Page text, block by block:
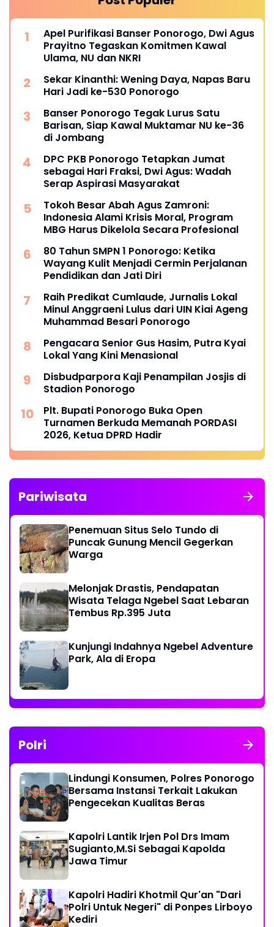
Apel Purifikasi Banser Ponorogo, Dwi Agus
Prayitno Tegaskan Komitmen Kawal
Ulama, NU dan NKRI
Sekar Kinanthi: Wening Daya, Napas Baru
Hari Jadi ke-530 Ponorogo
Banser Ponorogo Tegak Lurus Satu
Barisan, Siap Kawal Muktamar NU ke-36
di Jombang
DPC PKB Ponorogo Tetapkan Jumat
sebagai Hari Fraksi, Dwi Agus: Wadah
Serap Aspirasi Masyarakat
Tokoh Besar Abah Agus Zamroni:
Indonesia Alami Krisis Moral, Program
MBG Harus Dikelola Secara Profesional
80 Tahun SMPN 1 Ponorogo: Ketika
Wayang Kulit Menjadi Cermin Perjalanan
Pendidikan dan Jati Diri
Raih Predikat Cumlaude, Jurnalis Lokal
Minul Anggraeni Lulus dari UIN Kiai Ageng
Muhammad Besari Ponorogo
Pengacara Senior Gus Hasim, Putra Kyai
Lokal Yang Kini Menasional
Disbudparpora Kaji Penampilan Josjis di
Stadion Ponorogo
Plt. Bupati Ponorogo Buka Open
Turnamen Berkuda Memanah PORDASI
2026, Ketua DPRD Hadir
Pariwisata
Penemuan Situs Selo Tundo di
Puncak Gunung Mencil Gegerkan
Warga
Melonjak Drastis, Pendapatan
Wisata Telaga Ngebel Saat Lebaran
Tembus Rp.395 Juta
Kunjungi Indahnya Ngebel Adventure
Park, Ala di Eropa
Polri
Lindungi Konsumen, Polres Ponorogo
Bersama Instansi Terkait Lakukan
Pengecekan Kualitas Beras
Kapolri Lantik Irjen Pol Drs Imam
Sugianto,M.Si Sebagai Kapolda
Jawa Timur
Kapolri Hadiri Khotmil Qur'an "Dari
Polri Untuk Negeri" di Ponpes Lirboyo
Kediri